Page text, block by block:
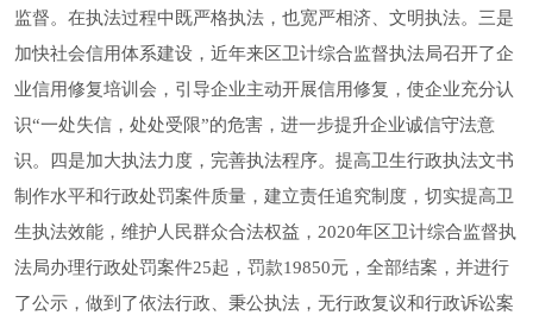
监督。 在执法过程中 既严格执法， 也宽严相济、文明执法。三是
加快社会信用体系建设， 近年来区卫计综合监督执法局召开了企
业信用修复培训会，引导企业主动开展信用修复，使企业充分认
识“一处失信，处处受限”的危害，进一步提升企业诚信守法意
识。
四是加大执法力度，完善执法程序。提高卫生行政执法文书
制作水平和行政处罚案件质量，建立责任追究制度，切实提高卫
生执法效能，维护人民群众合法权益 ， 2020年区卫计综合监督执
法局办理行政处罚案件25起，罚款19850元，全部结案，并进行
了公示，做到了依法行政、秉公执法，无行政复议和行政诉讼案